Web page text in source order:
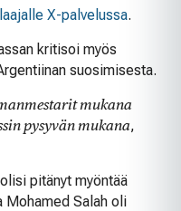
X-palvelussa.
kritisoi myös
suosimisesta.
mukana
pysyvän mukana,
pitänyt myöntää
Salah oli